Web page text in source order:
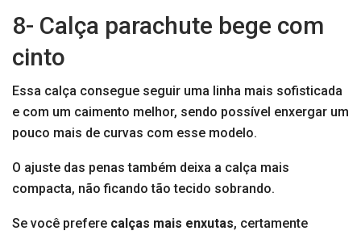
8- Calça parachute bege com
cinto
Essa calça consegue seguir uma linha mais sofisticada
e com um caimento melhor, sendo possível enxergar um
pouco mais de curvas com esse modelo.
O ajuste das penas também deixa a calça mais
compacta, não ficando tão tecido sobrando.
Se você prefere calças mais enxutas, certamente